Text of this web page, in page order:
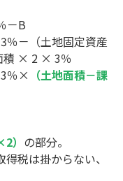
－B
－（土地固定資産
積 × 2 × 3％
％× （土地面積－課
） の部分。
税は掛からない、